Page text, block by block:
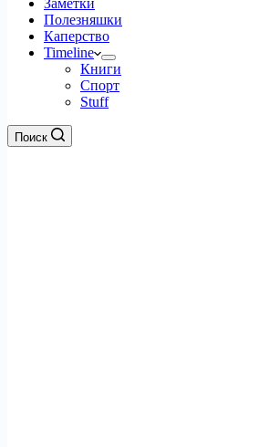
Заметки
Полезняшки
Каперство
Timeline
Книги
Спорт
Stuff
Поиск